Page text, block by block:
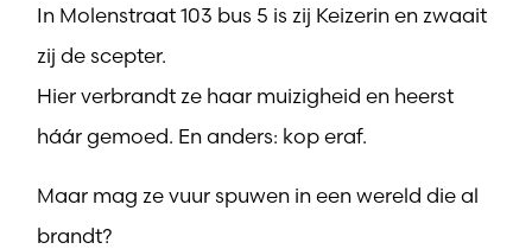
In Molenstraat 103 bus 5 is zij Keizerin en zwaait
zij de scepter.
Hier verbrandt ze haar muizigheid en heerst
háár gemoed. En anders: kop eraf.
Maar mag ze vuur spuwen in een wereld die al
brandt?